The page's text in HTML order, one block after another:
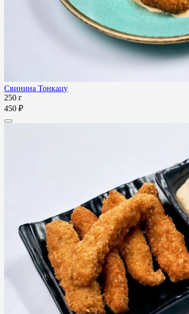
Свинина Тонкацу
250 г
450 ₽